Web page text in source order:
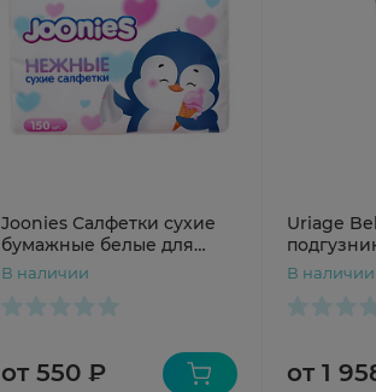
Joonies Салфетки сухие
бумажные белые для
детей N150
В наличии
от 550 ₽
Uriage
В наличии
от 1